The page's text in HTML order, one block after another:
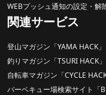
WEBプッシュ通知の設定・解
関連サービス
登山マガジン「YAMA HACK」
釣りマガジン「TSURI HACK」
自転車マガジン「CYCLE HACK
バーベキュー場検索サイト「